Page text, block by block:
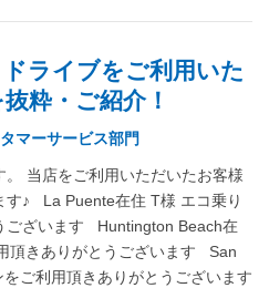
ドライブをご利用いた
粋・ご紹介！
マーサービス部門
当店をご利用いただいたお客様
す♪ La Puente在住 T様 エコ乗り
ございます Huntington Beach在
頂きありがとうございます San
ご利用頂きありがとうございます